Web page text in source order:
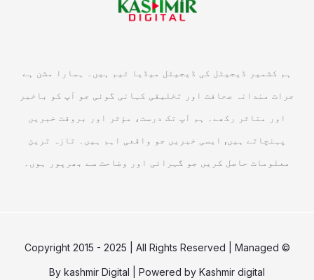
ہم کشمیر ڈیجیٹل کی ڈیجیٹل میڈیا ٹیم ہیں۔ ہمارا مشن ہے
جرات مندانہ صحافت اور تخلیقی کہانی گوئی جو آپ کو باخبر
اور متاثر رکھے۔ ہم آپ تک درست، مؤثر اور بروقت خبریں
پہنچاتے ہیں, ایسی خبریں جو واقعی اہم ہیں۔ تازہ ترین
معلومات حاصل کریں جو گہرائی اور وضاحت سے بھرپور ہوں۔
© Copyright 2015 - 2025 | All Rights Reserved | Managed
By kashmir Digital | Powered by Kashmir digital